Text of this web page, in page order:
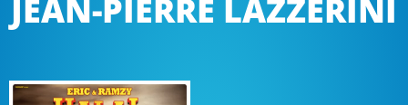
JEAN-PIERRE LAZZERINI